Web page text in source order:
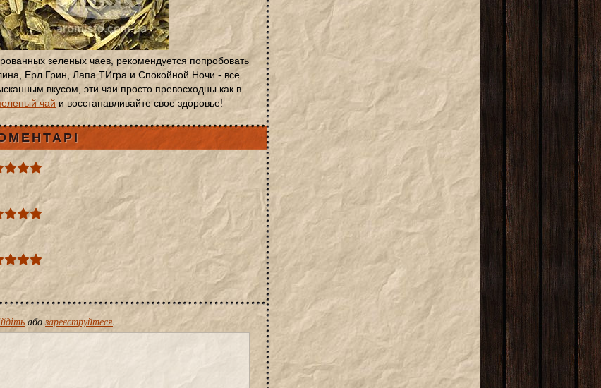
зеленых чаев, рекомендуется попробовать
Ерл Грин, Лапа ТИгра и Спокойной Ночи - все
вкусом, эти чаи просто превосходны как в
чай и восстанавливайте свое здоровье!
абозареєструйтеся.